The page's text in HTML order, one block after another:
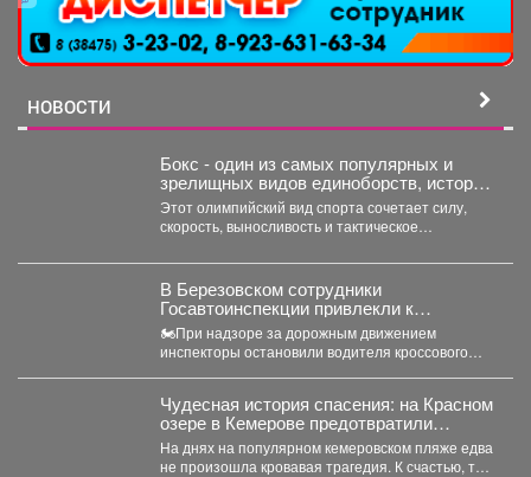
НОВОСТИ
Бокс - один из самых популярных и
зрелищных видов единоборств, история
которого насчитывает не одно столетие.
Этот олимпийский вид спорта сочетает силу,
скорость, выносливость и тактическое
В Березовском сотрудники
Госавтоинспекции привлекли к
ответственности водителя мотоцикла,
не имеющего права управления
🏍При надзоре за дорожным движением
инспекторы остановили водителя кроссового
Чудесная история спасения: на Красном
озере в Кемерове предотвратили
трагедию
На днях на популярном кемеровском пляже едва
не произошла кровавая трагедия. К счастью, там